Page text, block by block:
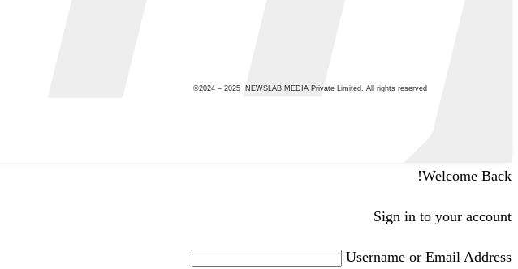
©2024 – 2025 NEWSLAB MEDIA Private Limited. All rights reserved
Welcome Back!
Sign in to your account
Username or Email Address